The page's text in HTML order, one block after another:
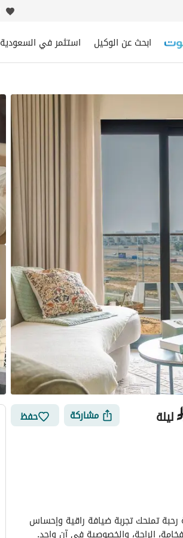
ابحث عن الوكيل استثمر في السعودية
ليلة مشاركة حفظ
الراحة، والخصوصية في آن واحد.